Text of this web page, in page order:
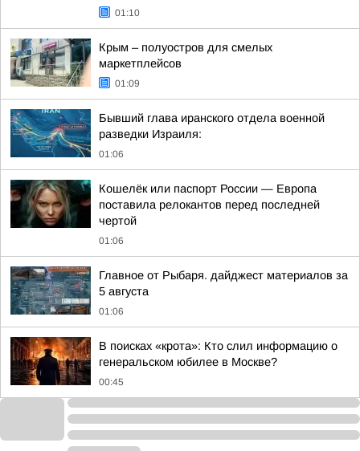
01:10
Крым – полуостров для смелых
маркетплейсов
01:09
Бывший глава иранского отдела военной
разведки Израиля:
01:06
Кошелёк или паспорт России — Европа
поставила релокантов перед последней
чертой
01:06
Главное от Рыбаря. дайджест материалов за
5 августа
01:06
В поисках «крота»: Кто слил информацию о
генеральском юбилее в Москве?
00:45